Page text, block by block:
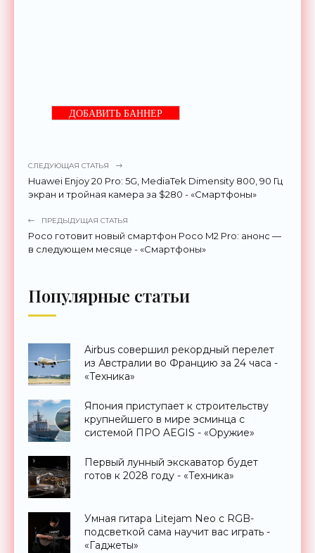
ДОБАВИТЬ БАННЕР
СЛЕДУЮЩАЯ СТАТЬЯ
Huawei Enjoy 20 Pro: 5G, MediaTek Dimensity 800, 90 Гц
экран и тройная камера за $280 - «Смартфоны»
ПРЕДЫДУЩАЯ СТАТЬЯ
Poco готовит новый смартфон Poco M2 Pro: анонс —
в следующем месяце - «Смартфоны»
Популярные статьи
Airbus совершил рекордный перелет
из Австралии во Францию за 24 часа -
«Техника»
Япония приступает к строительству
крупнейшего в мире эсминца с
системой ПРО AEGIS - «Оружие»
Первый лунный экскаватор будет
готов к 2028 году - «Техника»
Умная гитара Litejam Neo с RGB-
подсветкой сама научит вас играть -
«Гаджеты»